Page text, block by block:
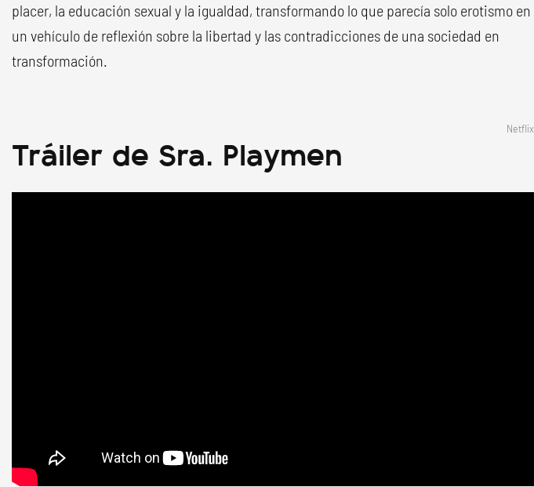
placer, la educación sexual y la igualdad, transformando lo que parecía solo erotismo en
un vehículo de reflexión sobre la libertad y las contradicciones de una sociedad en
transformación.
Netflix
Tráiler de Sra. Playmen